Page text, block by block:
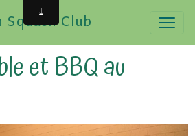
Squash Club
et BBQ au